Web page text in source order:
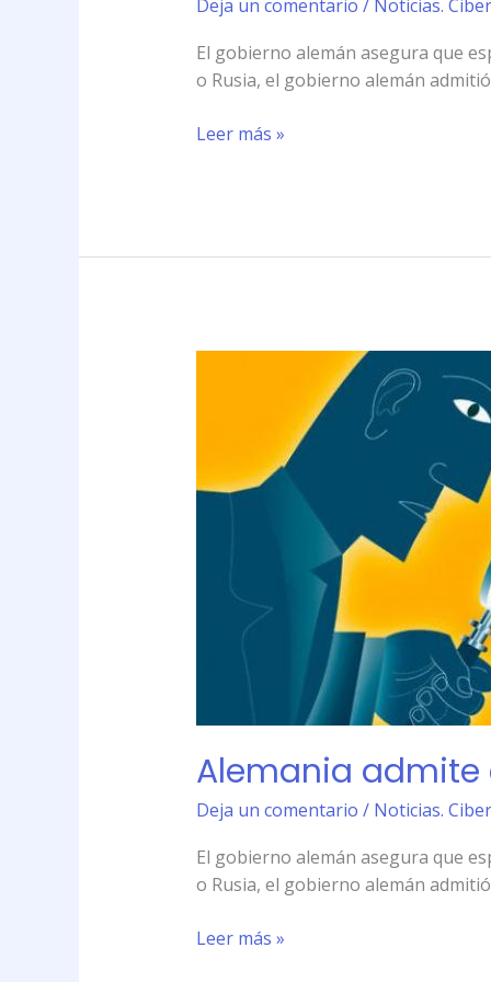
Deja un comentario / Noticias.
El gobierno alemán asegura que
o Rusia, el gobierno alemán
Leer más »
Alemania
Deja un comentario / Noticias.
El gobierno alemán asegura que
o Rusia, el gobierno alemán
\»ciberespía\»
sus
Leer más »